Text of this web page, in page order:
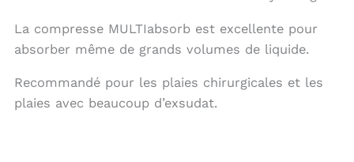
La compresse MULTIabsorb est excellente pour
absorber même de grands volumes de liquide.
Recommandé pour les plaies chirurgicales et les
plaies avec beaucoup d’exsudat.